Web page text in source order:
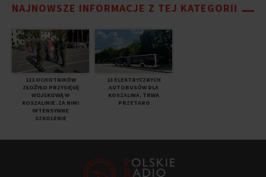
NAJNOWSZE INFORMACJE Z TEJ KATEGORII
111 OCHOTNIKÓW
ZŁOŻYŁO PRZYSIĘGĘ
WOJSKOWĄ W
KOSZALINIE. ZA NIMI
INTENSYWNE
SZKOLENIE
13 ELEKTRYCZNYCH
AUTOBUSÓW DLA
KOSZALINA. TRWA
PRZETARG